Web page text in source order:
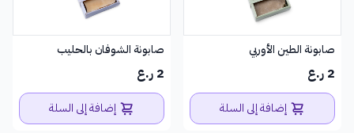
صابونة الطين الأوربي
2 ر.ع
إضافة إلى السلة
صابونة الشوفان بالحليب
2 ر.ع
إضافة إلى السلة